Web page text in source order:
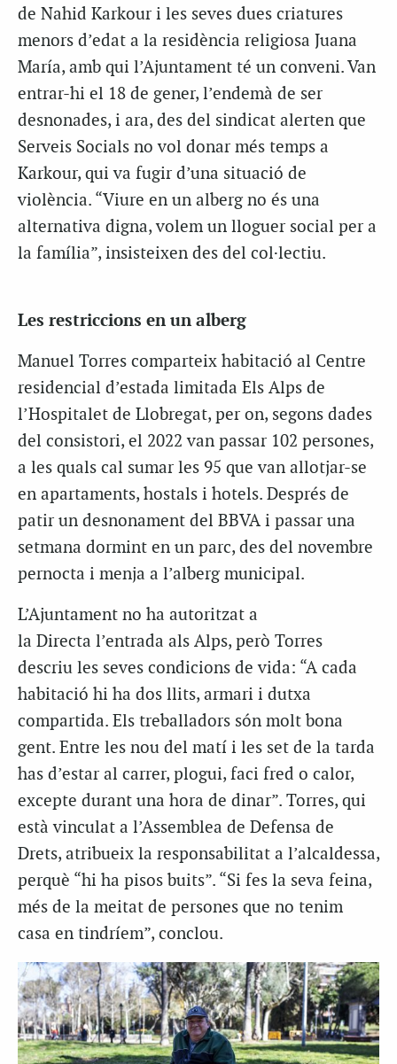
de Nahid Karkour i les seves dues criatures
menors d’edat a la residència religiosa Juana
María, amb qui l’Ajuntament té un conveni. Van
entrar-hi el 18 de gener, l’endemà de ser
desnonades, i ara, des del sindicat alerten que
Serveis Socials no vol donar més temps a
Karkour, qui va fugir d’una situació de
violència. “Viure en un alberg no és una
alternativa digna, volem un lloguer social per a
la família”, insisteixen des del col·lectiu.
Les restriccions en un alberg
Manuel Torres comparteix habitació al Centre
residencial d’estada limitada Els Alps de
l’Hospitalet de Llobregat, per on, segons dades
del consistori, el 2022 van passar 102 persones,
a les quals cal sumar les 95 que van allotjar-se
en apartaments, hostals i hotels. Després de
patir un desnonament del BBVA i passar una
setmana dormint en un parc, des del novembre
pernocta i menja a l’alberg municipal.
L’Ajuntament no ha autoritzat a
la Directa l’entrada als Alps, però Torres
descriu les seves condicions de vida: “A cada
habitació hi ha dos llits, armari i dutxa
compartida. Els treballadors són molt bona
gent. Entre les nou del matí i les set de la tarda
has d’estar al carrer, plogui, faci fred o calor,
excepte durant una hora de dinar”. Torres, qui
està vinculat a l’Assemblea de Defensa de
Drets, atribueix la responsabilitat a l’alcaldessa,
perquè “hi ha pisos buits”. “Si fes la seva feina,
més de la meitat de persones que no tenim
casa en tindríem”, conclou.